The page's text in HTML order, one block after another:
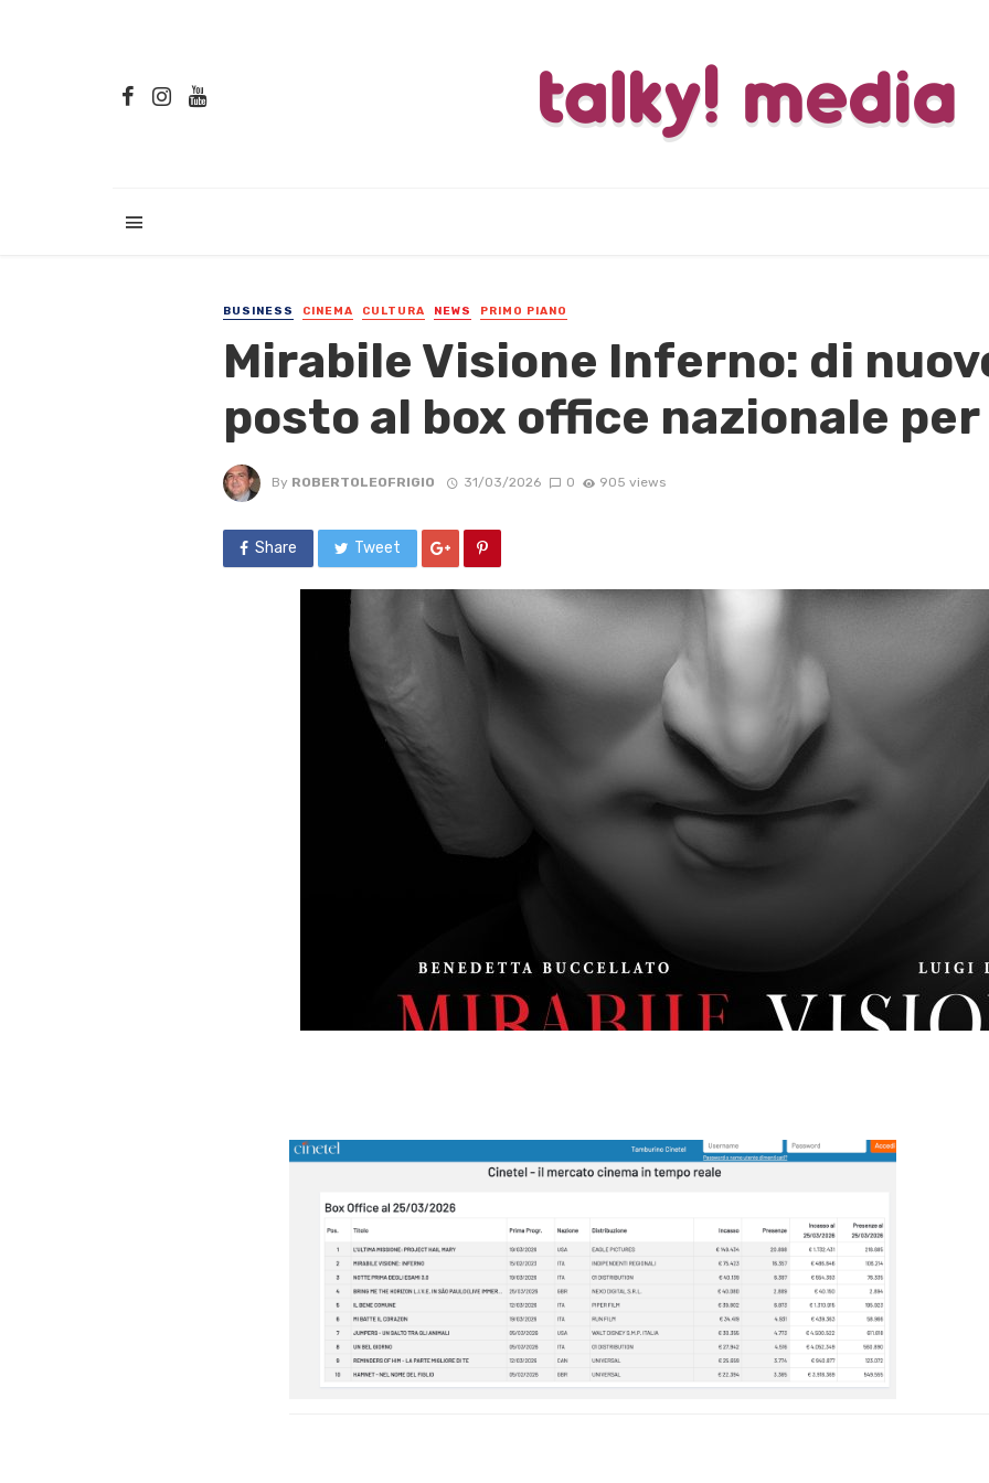
BUSINESS CINEMA CULTURA NEWS PRIMO PIANO
Mirabile Visione Inferno: di
posto al box office nazionale
By ROBERTOLEOFRIGIO 31/03/2026 0 905 views
Share Tweet